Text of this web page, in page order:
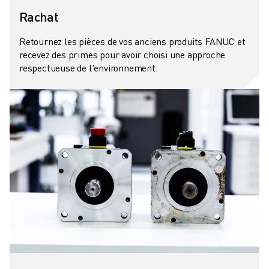
CONTACT
IMPRESSION
Rachat
Retournez les pièces de vos anciens produits FANUC et
recevez des primes pour avoir choisi une approche
respectueuse de l'environnement.